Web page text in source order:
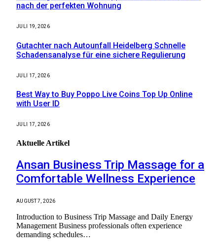
nach der perfekten Wohnung
JULI 19, 2026
Gutachter nach Autounfall Heidelberg Schnelle
Schadensanalyse für eine sichere Regulierung
JULI 17, 2026
Best Way to Buy Poppo Live Coins Top Up Online
with User ID
JULI 17, 2026
Aktuelle Artikel
Ansan Business Trip Massage for a
Comfortable Wellness Experience
AUGUST 7, 2026
Introduction to Business Trip Massage and Daily Energy
Management Business professionals often experience
demanding schedules…